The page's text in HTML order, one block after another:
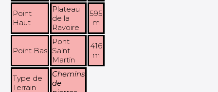
Point
Haut
Plateau
de la
Ravoire
595
m
Point Bas
Pont
Saint
Martin
416
m
Type de
Terrain
Chemins
de